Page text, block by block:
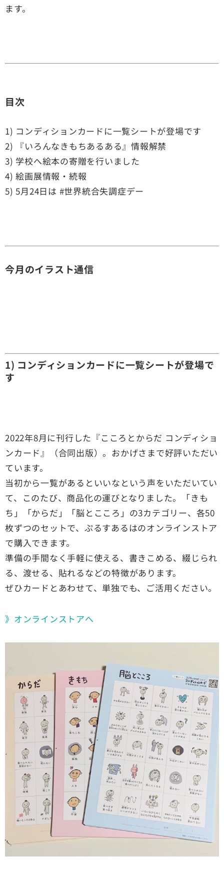
ます。
目次
1) コンディションカードに一覧シートが登場です
2) 『いろんなきもちあるある』情報解禁
3) 学校へ絵本の寄贈を行いました
4) 絵画展情報・続報
5) 5月24日は #世界統合失調症デー
今月のイラスト通信
1) コンディションカードに一覧シートが登場で
す
2022年8月に刊行した『こころとからだ コンディショ
ンカード』（合同出版）。おかげさまで好評いただい
ています。
当初から一覧があるといいなという声をいただいてい
て、このたび、商品化の運びとなりました。「きも
ち」「からだ」「脳とこころ」の3カテゴリー、各50
枚ずつのセットで、ぷるすあるはのオンラインストア
で購入できます。
準備の手間なく手軽に使える、書きこめる、綴じられ
る、渡せる、貼れるなどの特徴があります。
ぜひカードとあわせて、単独でも、ご活用ください。
》オンラインストアへ